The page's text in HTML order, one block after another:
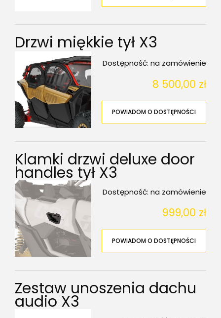
Drzwi miękkie tył X3
Dostępność: na zamówienie
8 500,00 zł
POWIADOM O DOSTĘPNOŚCI
Klamki drzwi deluxe door
handles tył X3
Dostępność: na zamówienie
999,00 zł
POWIADOM O DOSTĘPNOŚCI
Zestaw unoszenia dachu
audio X3